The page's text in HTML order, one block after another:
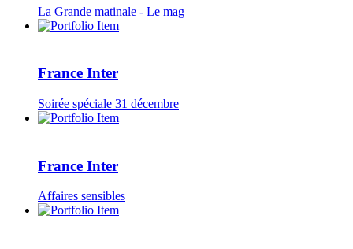
La Grande matinale - Le mag
France Inter
Soirée spéciale 31 décembre
France Inter
Affaires sensibles